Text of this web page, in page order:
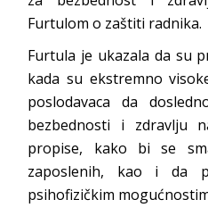
Furtulom o zaštiti radnika.
Furtula je ukazala da su
kada su ekstremno
poslodavaca da
bezbednosti i zdravlju
propise, kako bi se
zaposlenih, kao i da
psihofizičkim